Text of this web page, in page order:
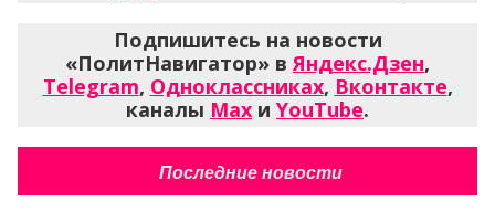
Подпишитесь на новости
«ПолитНавигатор» вЯндекс.Дзен,
Telegram, Одноклассниках, Вконтакте,
каналы Max и YouTube.
Последние новости